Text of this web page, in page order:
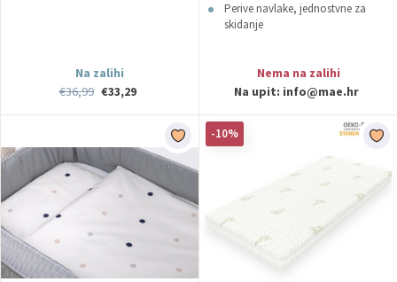
Na zalihi
€36,99 €33,29
Perive navlake, jednostvne za
skidanje
Nema na zalihi
Na upit: info@mae.hr
-10%